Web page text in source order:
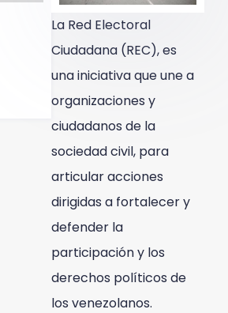
La Red Electoral
Ciudadana (REC), es
una iniciativa que une a
organizaciones y
ciudadanos de la
sociedad civil, para
articular acciones
dirigidas a fortalecer y
defender la
participación y los
derechos políticos de
los venezolanos.